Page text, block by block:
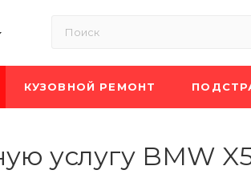
КУЗОВНОЙ РЕМОНТ
услугу BMW